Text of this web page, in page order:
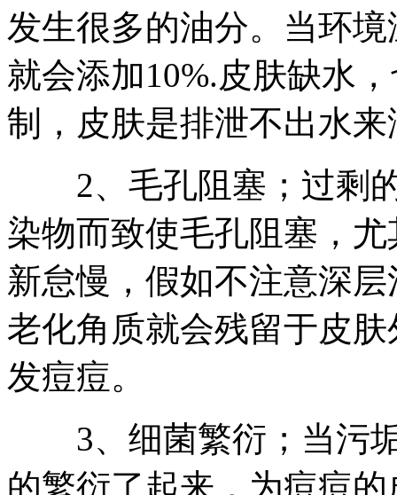
发生很多的油分。当环
就会添加10%.皮肤缺水
制，皮肤是排泄不出水
2、毛孔阻塞；过剩的
染物而致使毛孔阻塞，
新怠慢，假如不注意深
老化角质就会残留于皮
发痘痘。
3、细菌繁衍；当污垢
的繁衍了起来，为痘痘